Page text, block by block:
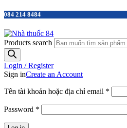
084 214 8484
Products search
Login / Register
Sign inCreate an Account
Tên tài khoản hoặc địa chỉ email *
Password *